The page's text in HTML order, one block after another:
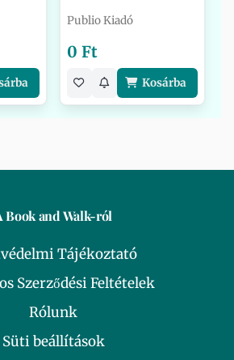
Publio Kiadó
0 Ft
Kosárba
Book and Walk-ról
Tájékoztató
Szerződési Feltételek
Rólunk
Süti beállítások